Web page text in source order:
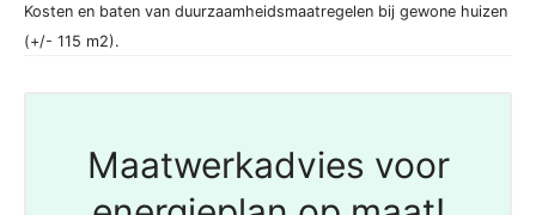
Kosten en baten van duurzaamheidsmaatregelen bij gewone huizen
(+/- 115 m2).
Maatwerkadvies voor